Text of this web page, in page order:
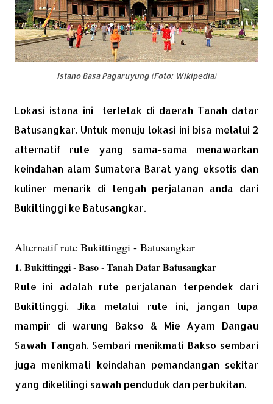
Istano Basa Pagaruyung (Foto: Wikipedia)
Lokasi istana ini terletak di daerah Tanah datar
Batusangkar. Untuk menuju lokasi ini bisa melalui 2
alternatif rute yang sama-sama menawarkan
keindahan alam Sumatera Barat yang eksotis dan
kuliner menarik di tengah perjalanan anda dari
Bukittinggi ke Batusangkar.
Alternatif rute Bukittinggi - Batusangkar
1. Bukittinggi - Baso - Tanah Datar Batusangkar
Rute ini adalah rute perjalanan terpendek dari
Bukittinggi. Jika melalui rute ini, jangan lupa
mampir di warung Bakso & Mie Ayam Dangau
Sawah Tangah. Sembari menikmati Bakso sembari
juga menikmati keindahan pemandangan sekitar
yang dikelilingi sawah penduduk dan perbukitan.